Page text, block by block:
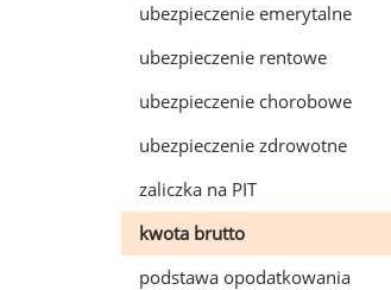
ubezpieczenie emerytalne
ubezpieczenie rentowe
ubezpieczenie chorobowe
ubezpieczenie zdrowotne
zaliczka na PIT
kwota brutto
podstawa opodatkowania